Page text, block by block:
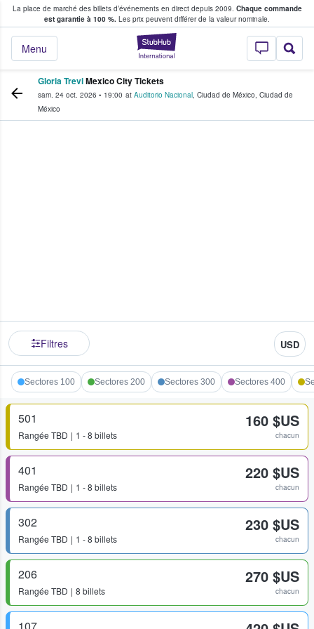
La place de marché des billets d’événements en direct depuis 2009. Chaque commande
est garantie à 100 %. Les prix peuvent différer de la valeur nominale.
StubHub - Où
Menu
fans achètent et vendent des billets
Gloria TreviMexico City Tickets
sam. 24 oct. 2026 • 19:00 at Auditorio Nacional, Ciudad de México, Ciudad de
México
Filtres USD
Sectores 100 Sectores 200 Sectores 300 Sectores 400
501
Rangée TBD 1 - 8 billets
160 $US
chacun
401
Rangée TBD 1 - 8 billets
220 $US
chacun
302
Rangée TBD 1 - 8 billets
230 $US
chacun
206
Rangée TBD 8 billets
270 $US
chacun